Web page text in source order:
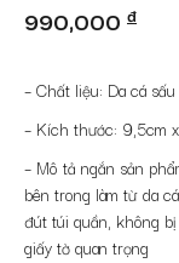
990,000 đ
– Chất liệu: Da cá sấu
– Kích thước: 9,5cm
– Mô tả ngắn sản
bên trong làm từ da
đút túi quần, không
giấy tờ quan trọng